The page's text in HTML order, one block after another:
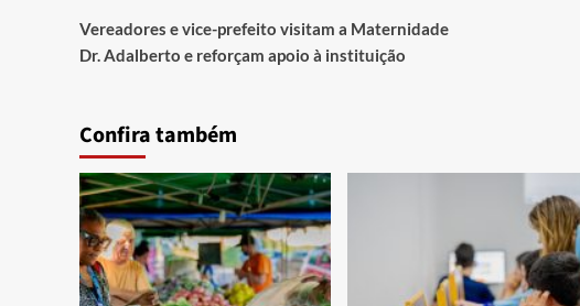
Vereadores e vice-prefeito visitam a Maternidade
Dr. Adalberto e reforçam apoio à instituição
Confira também